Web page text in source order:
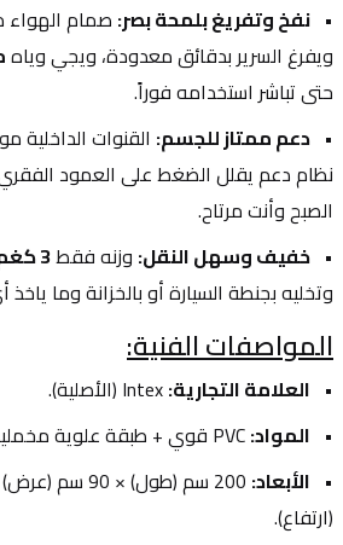
نفخ وتفريغ بلمحة بصر:
ويفرغ السرير بدقائق معدودة، ويجي وياه
حتى تباشر استخدامه فوراً.
دعم ممتاز للجسم:
الصبح وأنت مرتاح.
خفيف وسهل النقل: وزنه فقط 3 كغم
وتخليه بجنطة السيارة أو بالخزانة وما
المواصفات الفنية:
العلامة التجارية: Intex (الأصلية).
المواد: PVC قوي + طبقة علوية مخملية (Velvet).
الأبعاد:
(ارتفاع).